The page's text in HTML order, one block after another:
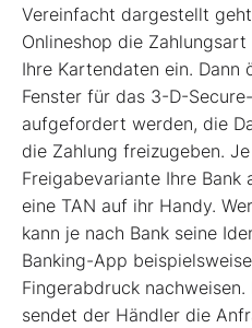
Vereinfacht dargestellt
Onlineshop die
Ihre Kartendaten ein.
Fenster für das 3-D-
aufgefordert werden, die
die Zahlung freizugeben.
Freigabevariante Ihre Bank
eine TAN auf ihr Handy.
kann je nach Bank seine
Banking-App
Fingerabdruck
sendet der Händler die